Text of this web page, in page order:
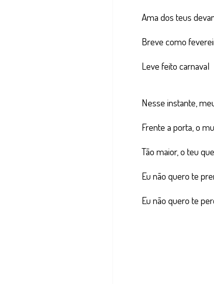
Ama dos teus
Breve como
Leve feito carnaval
Nesse instante,
Frente a porta, o
Tão maior, o teu
Eu não quero te
Eu não quero te